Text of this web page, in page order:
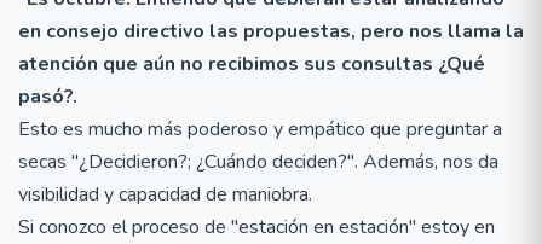
en consejo directivo las propuestas, pero nos llama la
atención que aún no recibimos sus consultas ¿Qué
pasó?.
Esto es mucho más poderoso y empático que preguntar a
secas "¿Decidieron?; ¿Cuándo deciden?". Además, nos da
visibilidad y capacidad de maniobra.
Si conozco el proceso de "estación en estación" estoy en